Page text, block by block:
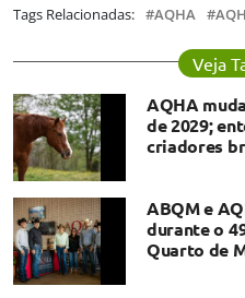
Tags Relacionadas: AQHA
Veja
AQHA
de 2029;
criadores
ABQM e
durante o
Quarto de